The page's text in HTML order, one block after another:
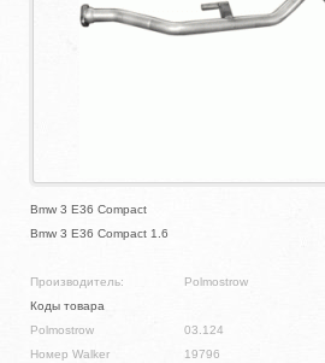
Bmw 3 E36 Compact
Bmw 3 E36 Compact 1.6
Производитель:
Polmostrow
Коды товара
Polmostrow
03.124
Номер Walker
19796